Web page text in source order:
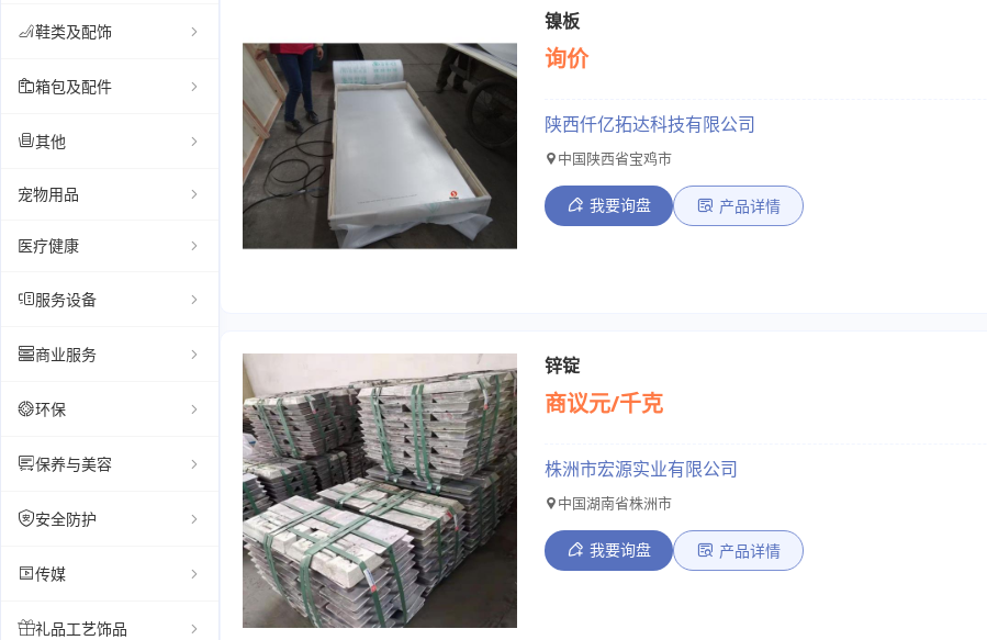
鞋类及配饰
箱包及配件
其他
宠物用品
医疗健康
服务设备
商业服务
环保
保养与美容
安全防护
传媒
礼品工艺饰品
镍板
询价
陕西仟亿拓达科技有限公司
中国陕西省宝鸡市
我要询盘 产品详情
锌锭
商议元/千克
株洲市宏源实业有限公司
中国湖南省株洲市
我要询盘 产品详情